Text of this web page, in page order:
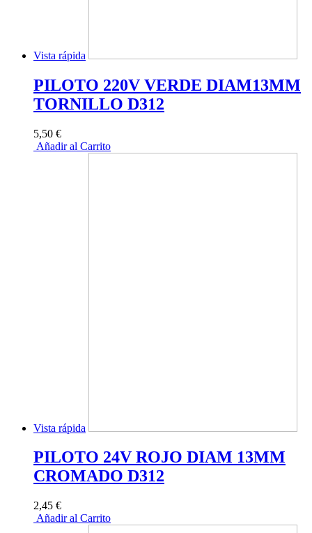
Vista rápida
PILOTO 220V VERDE DIAM13MM
TORNILLO D312
5,50 €
Añadir al Carrito
Vista rápida
PILOTO 24V ROJO DIAM 13MM
CROMADO D312
2,45 €
Añadir al Carrito